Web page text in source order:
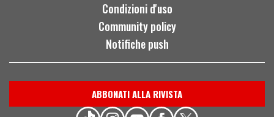
Condizioni d'uso
Community policy
Notifiche push
ABBONATI ALLA RIVISTA